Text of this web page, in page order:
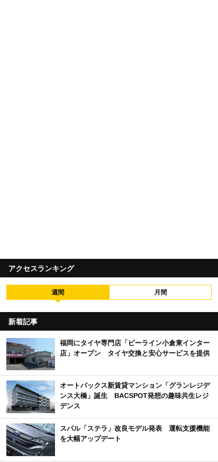
アクセスランキング
週間 月間
新着記事
福岡にタイヤ専門店「ビーライン小倉東インター
店」オープン タイヤ交換と安心サービスを提供
オートバックス新賃貸マンション「グランレジデ
ンス大橋」誕生 BACSPOT発想の趣味共生レジ
デンス
スバル「ステラ」改良モデル発表 運転支援機能
を大幅アップデート